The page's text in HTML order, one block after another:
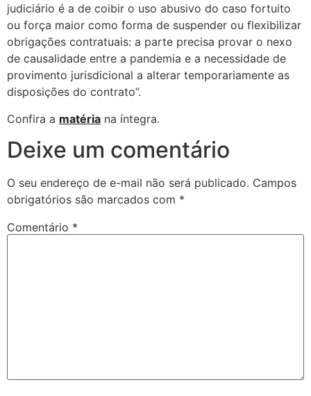
judiciário é a de coibir o uso abusivo do caso fortuito
ou força maior como forma de suspender ou flexibilizar
obrigações contratuais: a parte precisa provar o nexo
de causalidade entre a pandemia e a necessidade de
provimento jurisdicional a alterar temporariamente as
disposições do contrato”.
Confira a matéria na íntegra.
Deixe um comentário
O seu endereço de e-mail não será publicado. Campos
obrigatórios são marcados com *
Comentário *